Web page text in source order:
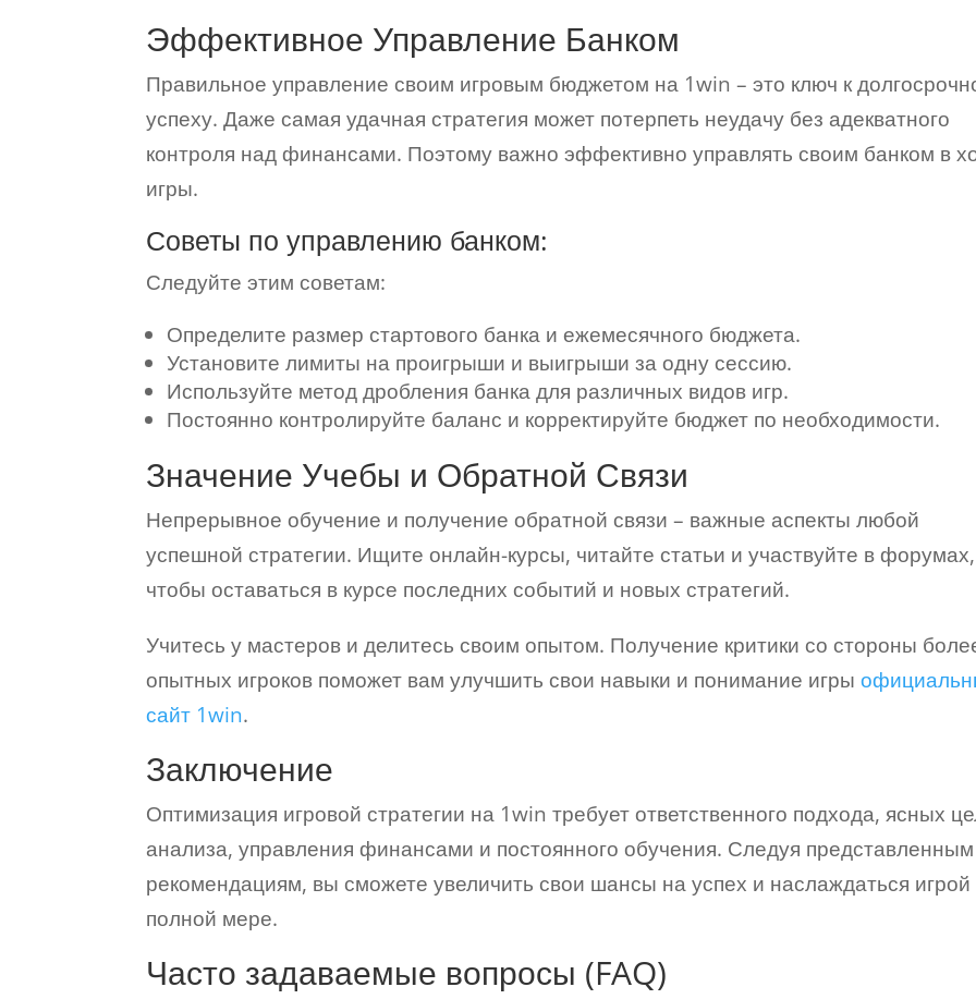
Эффективное Управление Банком
Правильное управление своим игровым бюджетом на 1win – это ключ к
успеху. Даже самая удачная стратегия может потерпеть неудачу без адекватного
контроля над финансами. Поэтому важно эффективно управлять своим банком в
игры.
Советы по управлению банком:
Следуйте этим советам:
Определите размер стартового банка и ежемесячного бюджета.
Установите лимиты на проигрыши и выигрыши за одну сессию.
Используйте метод дробления банка для различных видов игр.
Постоянно контролируйте баланс и корректируйте бюджет по необходимости.
Значение Учебы и Обратной Связи
Непрерывное обучение и получение обратной связи – важные аспекты любой
успешной стратегии. Ищите онлайн-курсы, читайте статьи и участвуйте в форумах,
чтобы оставаться в курсе последних событий и новых стратегий.
Учитесь у мастеров и делитесь своим опытом. Получение критики со стороны
опытных игроков поможет вам улучшить свои навыки и понимание игры
сайт 1win.
Заключение
Оптимизация игровой стратегии на 1win требует ответственного подхода, ясных
анализа, управления финансами и постоянного обучения. Следуя представленным
рекомендациям, вы сможете увеличить свои шансы на успех и наслаждаться игрой
полной мере.
Часто задаваемые вопросы (FAQ)